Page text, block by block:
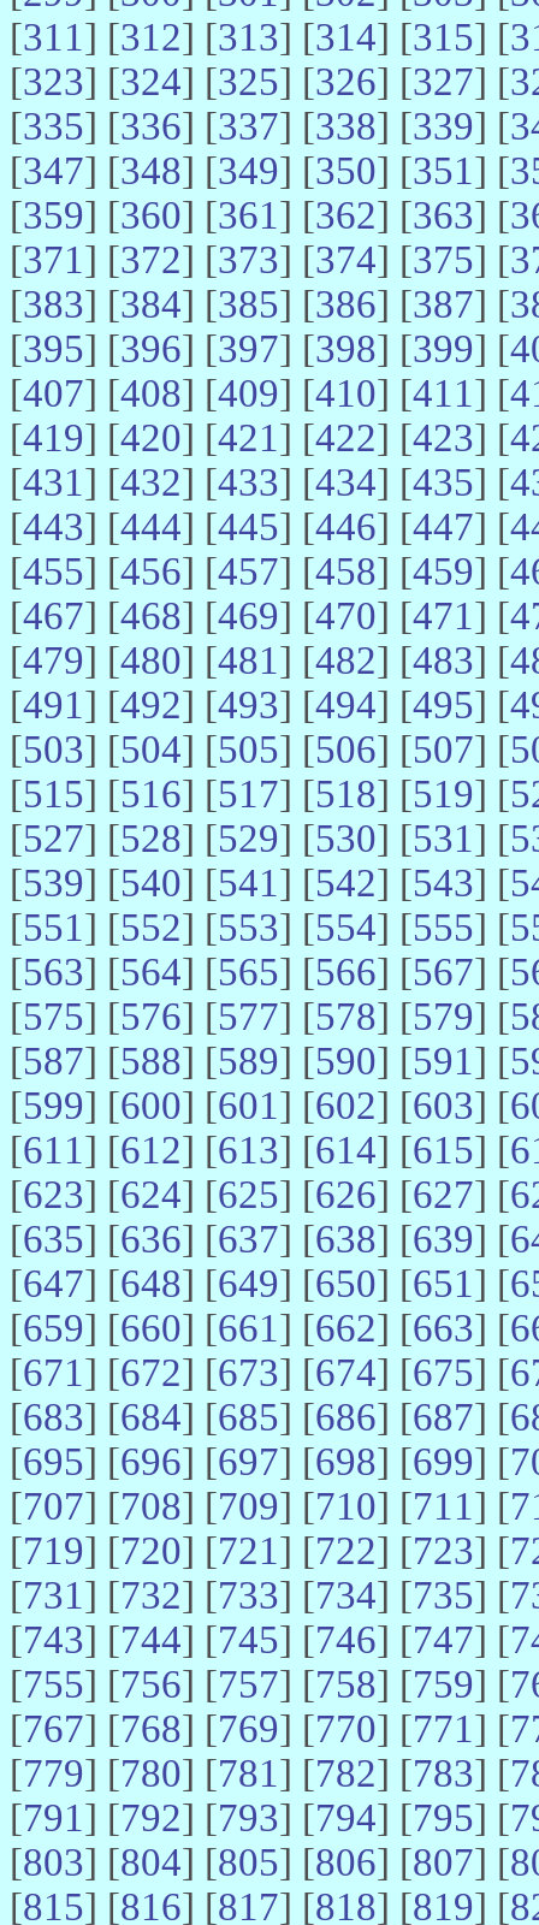
[311] [312] [313] [314] [315] [
[323] [324] [325] [326] [327] [
[335] [336] [337] [338] [339] [
[347] [348] [349] [350] [351] [
[359] [360] [361] [362] [363] [
[371] [372] [373] [374] [375] [
[383] [384] [385] [386] [387] [
[395] [396] [397] [398] [399] [
[407] [408] [409] [410] [411] [
[419] [420] [421] [422] [423] [
[431] [432] [433] [434] [435] [
[443] [444] [445] [446] [447] [
[455] [456] [457] [458] [459] [
[467] [468] [469] [470] [471] [
[479] [480] [481] [482] [483] [
[491] [492] [493] [494] [495] [
[503] [504] [505] [506] [507] [
[515] [516] [517] [518] [519] [
[527] [528] [529] [530] [531] [
[539] [540] [541] [542] [543] [
[551] [552] [553] [554] [555] [
[563] [564] [565] [566] [567] [
[575] [576] [577] [578] [579] [
[587] [588] [589] [590] [591] [
[599] [600] [601] [602] [603] [
[611] [612] [613] [614] [615] [
[623] [624] [625] [626] [627] [
[635] [636] [637] [638] [639] [
[647] [648] [649] [650] [651] [
[659] [660] [661] [662] [663] [
[671] [672] [673] [674] [675] [
[683] [684] [685] [686] [687] [
[695] [696] [697] [698] [699] [
[707] [708] [709] [710] [711] [
[719] [720] [721] [722] [723] [
[731] [732] [733] [734] [735] [
[743] [744] [745] [746] [747] [
[755] [756] [757] [758] [759] [
[767] [768] [769] [770] [771] [
[779] [780] [781] [782] [783] [
[791] [792] [793] [794] [795] [
[803] [804] [805] [806] [807] [
[815] [816] [817] [818] [819] [